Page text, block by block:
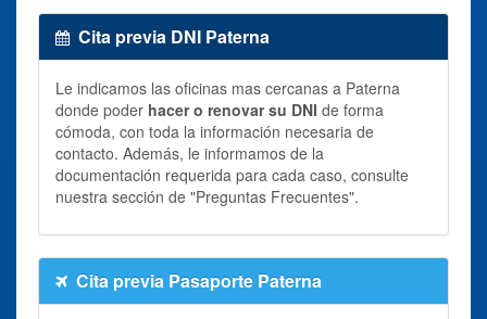
Cita previa DNI Paterna
Le indicamos las oficinas mas cercanas a Paterna
donde poder hacer o renovar su DNI de forma
cómoda, con toda la información necesaria de
contacto. Además, le informamos de la
documentación requerida para cada caso, consulte
nuestra sección de "Preguntas Frecuentes".
Cita previa Pasaporte Paterna